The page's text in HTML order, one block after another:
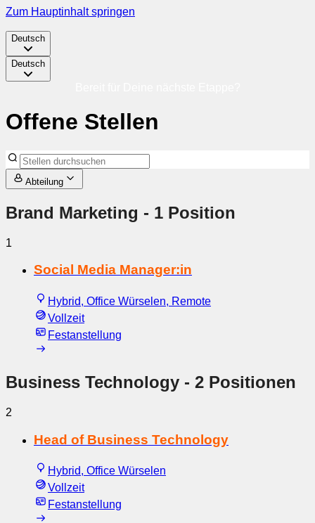
Zum Hauptinhalt springen
Deutsch
Deutsch
Offene Stellen
Abteilung
Brand Marketing - 1 Position
1
Social Media Manager:in
Hybrid, Office Würselen, Remote
Vollzeit
Festanstellung
Business Technology - 2 Positionen
2
Head of Business Technology
Hybrid, Office Würselen
Vollzeit
Festanstellung